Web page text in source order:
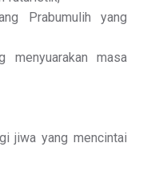
Prabumulih yang
menyuarakan masa
jiwa yang mencintai